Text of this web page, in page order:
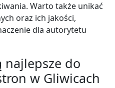
Warto także unikać
oraz ich jakości,
dla autorytetu
najlepsze do
w Gliwicach